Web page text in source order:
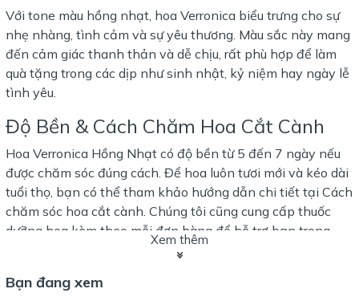
Với tone màu hồng nhạt, hoa Verronica biểu trưng cho sự
nhẹ nhàng, tình cảm và sự yêu thương. Màu sắc này mang
đến cảm giác thanh thản và dễ chịu, rất phù hợp để làm
quà tặng trong các dịp như sinh nhật, kỷ niệm hay ngày lễ
tình yêu.
Độ Bền & Cách Chăm Hoa Cắt Cành
Hoa Verronica Hồng Nhạt có độ bền từ 5 đến 7 ngày nếu
được chăm sóc đúng cách. Để hoa luôn tươi mới và kéo dài
tuổi thọ, bạn có thể tham khảo hướng dẫn chi tiết tại Cách
chăm sóc hoa cắt cành . Chúng tôi cũng cung cấp thuốc
dưỡng hoa kèm theo mỗi đơn hàng để hỗ trợ bạn trong
Không Gian Trưng Bày Phù Hợp
Xem thêm
Bạn đang xem